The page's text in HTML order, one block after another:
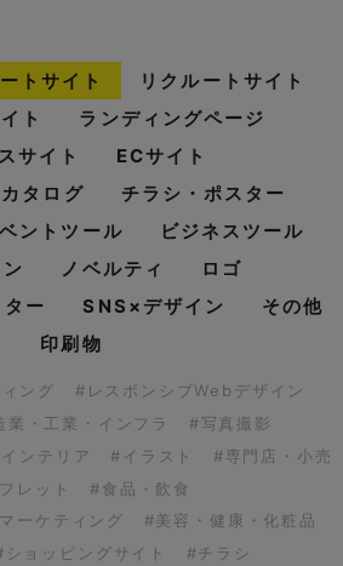
トサイト
リクルートサイト
ト
ランディングページ
サイト
ECサイト
タログ
チラシ・ポスター
ントツール
ビジネスツール
ノベルティ
ロゴ
ー
SNS×デザイン
その他
印刷物
ング
#レスポンシブWebデザイン
・工業・インフラ
#写真撮影
ンテリア
#イラスト
#専門店・小売
レット
#食品・飲食
ーケティング
#美容・健康・化粧品
ショッピングサイト
#チラシ